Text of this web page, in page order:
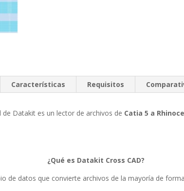
Características Requisitos
de Datakit es un lector de archivos de Catia 5 a
¿Qué es Datakit Cross CAD?
de datos que convierte archivos de la mayoría de